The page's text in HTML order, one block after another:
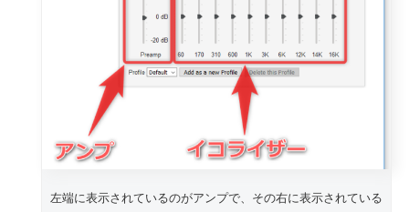
左端に表示されているのがアンプで、その右に表示されている